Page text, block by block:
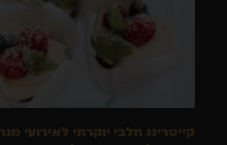
קייטרינג חלבי יוקרתי לאירועי